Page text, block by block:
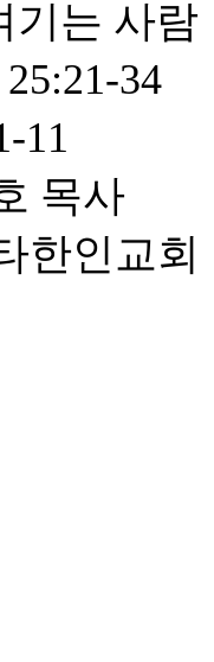
기는 사람
34
11
목사
한인교회